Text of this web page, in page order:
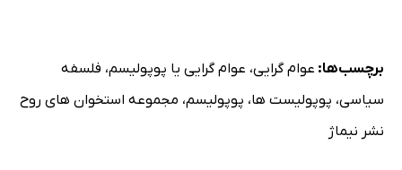
برچسب‌ها: عوام گرایی، عوام گرایی یا پوپولیسم، فلسفه
سیاسی، پوپولیست ها، پوپولیسم، مجموعه استخوان های روح
نشر نیماژ